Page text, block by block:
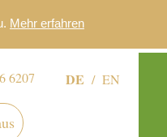
6207 DE EN